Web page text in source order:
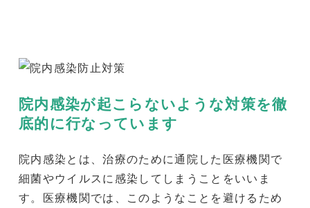
院内感染が起こらないような対策を徹
底的に行なっています
院内感染とは、治療のために通院した医療機関で
細菌やウイルスに感染してしまうことをいいま
す。医療機関では、このようなことを避けるため